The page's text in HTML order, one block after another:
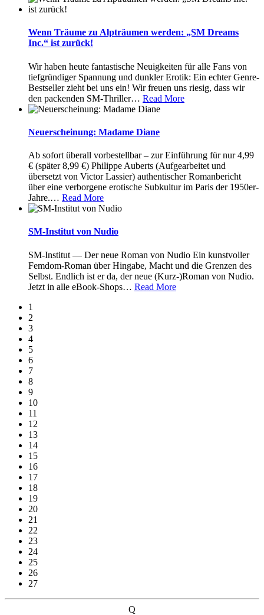
Wenn Träume zu Alpträumen werden: „SM Dreams
Inc.“ ist zurück!
Wir haben heute fantastische Neuigkeiten für alle Fans von
tiefgründiger Spannung und dunkler Erotik: Ein echter Genre-
Bestseller zieht bei uns ein! Wir freuen uns riesig, dass wir
den packenden SM-Thriller… Read More
Neuerscheinung: Madame Diane
Ab sofort überall vorbestellbar – zur Einführung für nur 4,99
€ (später 8,99 €) Philippe Auberts (Aufgearbeitet und
übersetzt von Victor Lassier) authentischer Romanbericht
über eine verborgene erotische Subkultur im Paris der 1950er-
Jahre.… Read More
SM-Institut von Nudio
SM-Institut — Der neue Roman von Nudio Ein kunstvoller
Femdom-Roman über Hingabe, Macht und die Grenzen des
Selbst. Endlich ist er da, der neue (Kurz-)Roman von Nudio.
Jetzt in alle eBook-Shops… Read More
1
2
3
4
5
6
7
8
9
10
11
12
13
14
15
16
17
18
19
20
21
22
23
24
25
26
27
Q